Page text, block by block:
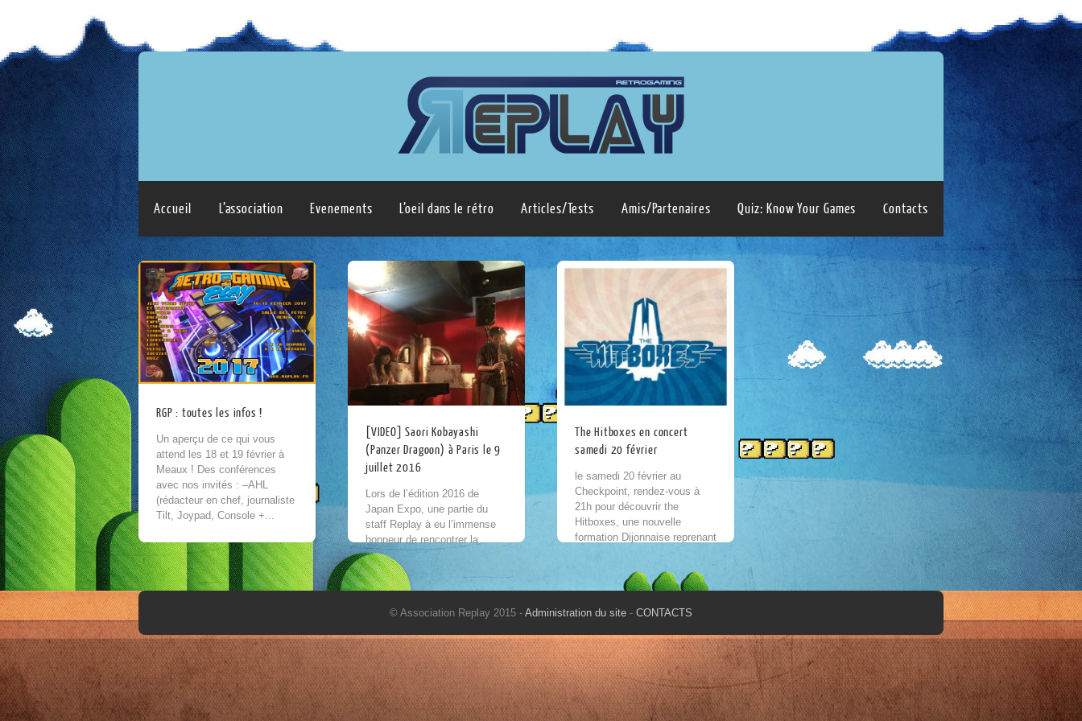
Accueil L’association Evenements L’oeil dans le rétro Articles/Tests Amis/Partenaires Quiz: Know Your Games Contacts
RGP : toutes les infos !
Un aperçu de ce qui vous
attend les 18 et 19 février à
Meaux ! Des conférences
avec nos invités : –AHL
(rédacteur en chef, journaliste
Tilt, Joypad, Console +...
[VIDEO] Saori Kobayashi
(Panzer Dragoon) à Paris le 9
juillet 2016
Lors de l’édition 2016 de
Japan Expo, une partie du
staff Replay à eu l’immense
honneur de rencontrer la
compositrice Saori Kobayashi
(Panzer Dragoon saga,
NiGHTS etc.) grâce à la...
The Hitboxes en concert
samedi 20 février
le samedi 20 février au
Checkpoint, rendez-vous à
21h pour découvrir the
Hitboxes, une nouvelle
formation Dijonnaise reprenant
vidéo rétro à travers une
multitude...
© Association Replay 2015 - Administration du site - CONTACTS